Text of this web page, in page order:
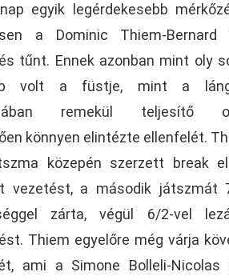
egyik legérdekesebb
a Dominic Thiem-Bernard
tűnt. Ennek azonban mint oly
volt a füstje, mint a
remekül teljesítő
könnyen elintézte ellenfelét.
közepén szerzett break
vezetést, a második játszmát
zárta, végül 6/2-vel
Thiem egyelőre még várja
ami a Simone Bolleli-Nicolas